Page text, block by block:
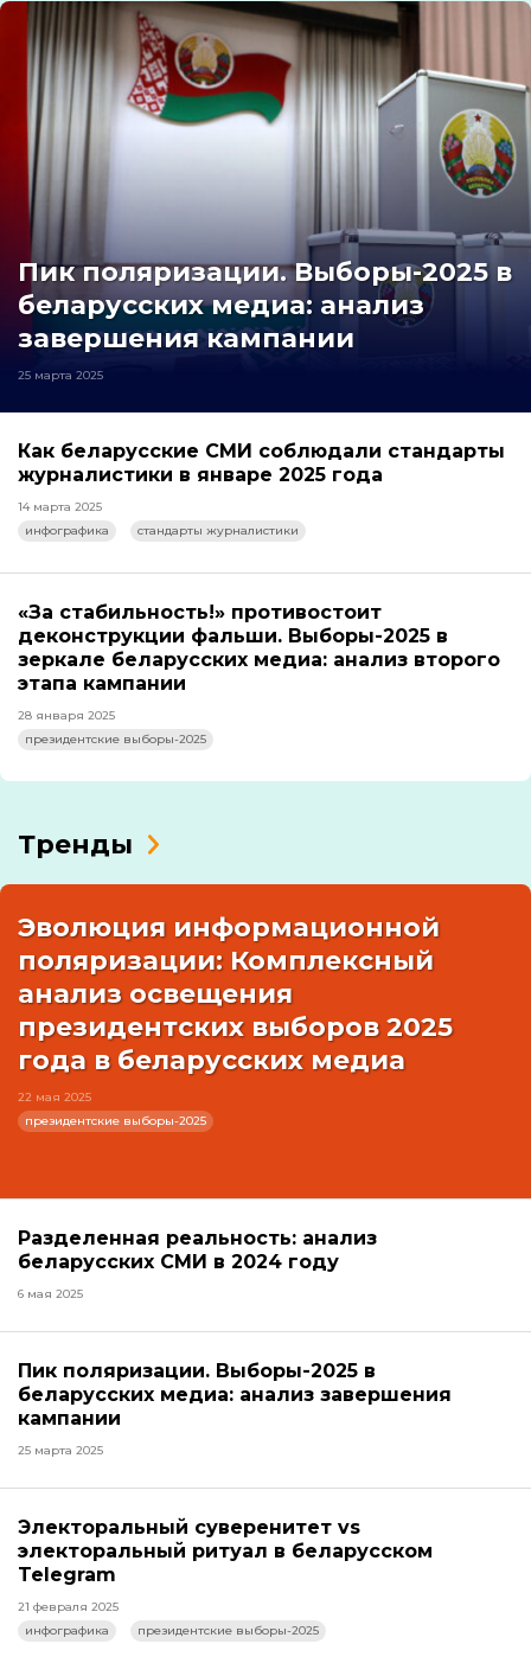
Пик поляризации. Выборы-2025 в
беларусских медиа: анализ
завершения кампании
25 марта 2025
Как беларусские СМИ соблюдали стандарты
журналистики в январе 2025 года
14 марта 2025
инфографика
стандарты журналистики
«За стабильность!» противостоит
деконструкции фальши. Выборы-2025 в
зеркале беларусских медиа: анализ второго
этапа кампании
28 января 2025
президентские выборы-2025
Тренды
Эволюция информационной
поляризации: Комплексный
анализ освещения
президентских выборов 2025
года в беларусских медиа
22 мая 2025
президентские выборы-2025
Разделенная реальность: анализ
беларусских СМИ в 2024 году
6 мая 2025
Пик поляризации. Выборы-2025 в
беларусских медиа: анализ завершения
кампании
25 марта 2025
Электоральный суверенитет vs
электоральный ритуал в беларусском
Telegram
21 февраля 2025
инфографика
президентские выборы-2025